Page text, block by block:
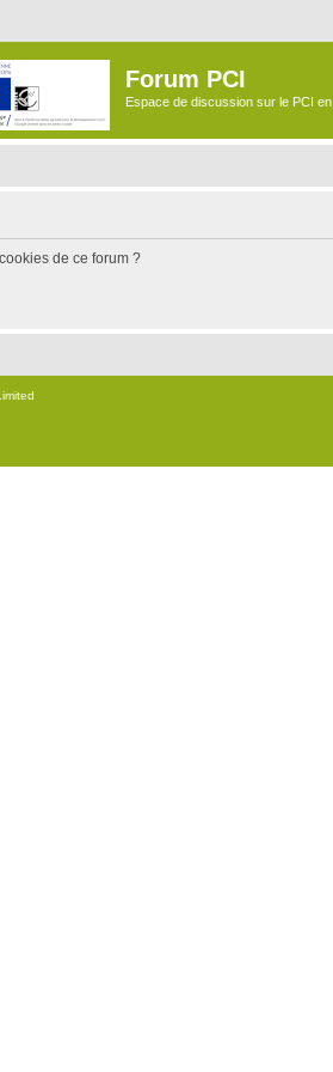
Forum PCI
Espace de discussion sur le PCI
de ce forum ?